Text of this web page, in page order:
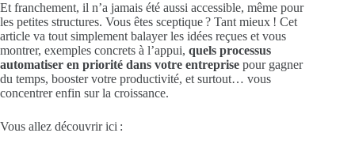
Et franchement, il n’a jamais été aussi accessible, même pour
les petites structures. Vous êtes sceptique ? Tant mieux ! Cet
article va tout simplement balayer les idées reçues et vous
montrer, exemples concrets à l’appui, quels processus
automatiser en priorité dans votre entreprise pour gagner
du temps, booster votre productivité, et surtout… vous
concentrer enfin sur la croissance.
Vous allez découvrir ici :